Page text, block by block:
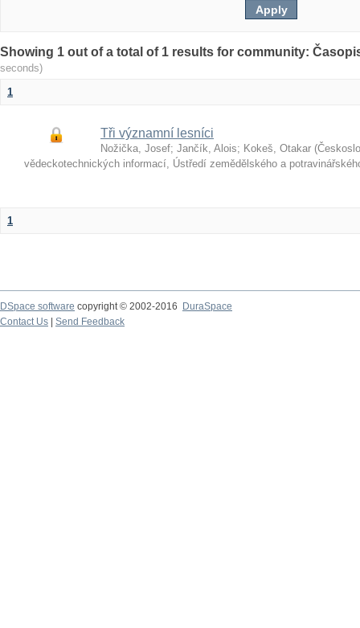
Showing 1 out of a total of 1 results for community:
seconds)
1
Tři významní lesníci
Nožička, Josef; Jančík, Alois; Kokeš, Otakar (
vědeckotechnických informací, Ústředí zemědělského a
1
DSpace software copyright © 2002-2016
DuraSpace
Contact Us
Send Feedback